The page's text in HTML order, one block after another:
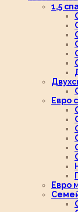
1,5
Евро
Евро